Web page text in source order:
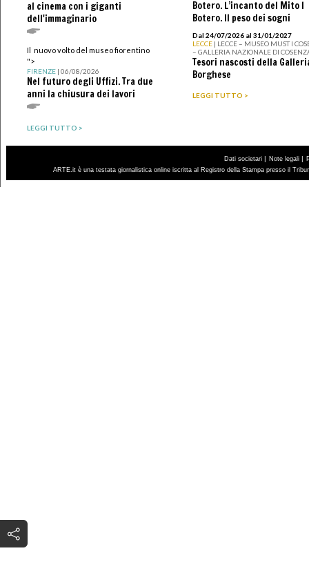
al cinema con i giganti
dell'immaginario
Il nuovo volto del museo fiorentino
">
FIRENZE| 06/08/2026
Nel futuro degli Uffizi. Tra due
anni la chiusura dei lavori
LEGGI TUTTO >
Botero. L’incanto del Mito I
Botero. Il peso dei sogni
Dal 24/07/2026 al 31/01/2027
LECCE | LECCE – MUSEO MUST I
– GALLERIA NAZIONALE DI
Tesori nascosti della
Borghese
LEGGI TUTTO >
Dati societari | Note legali |
ARTE.it è una testata giornalistica online iscritta al Registro della Stampa presso il